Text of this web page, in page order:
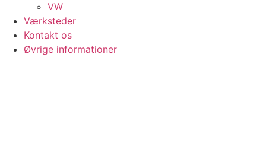
VW
Værksteder
Kontakt os
Øvrige informationer